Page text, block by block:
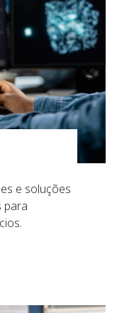
e soluções
para